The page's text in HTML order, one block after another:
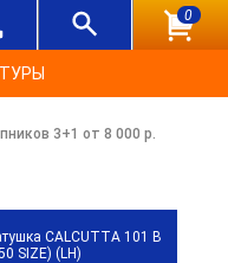
0
3+1 от 8 000 р.
CALCUTTA 101 B
SIZE) (LH)